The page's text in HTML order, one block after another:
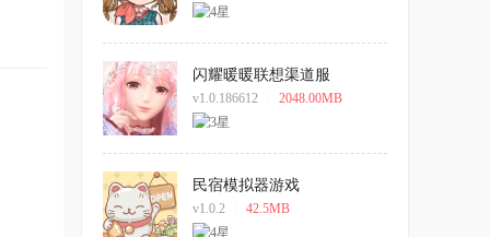
闪耀暖暖联想渠道服
v1.0.186612 2048.00MB
民宿模拟器游戏
v1.0.2 42.5MB